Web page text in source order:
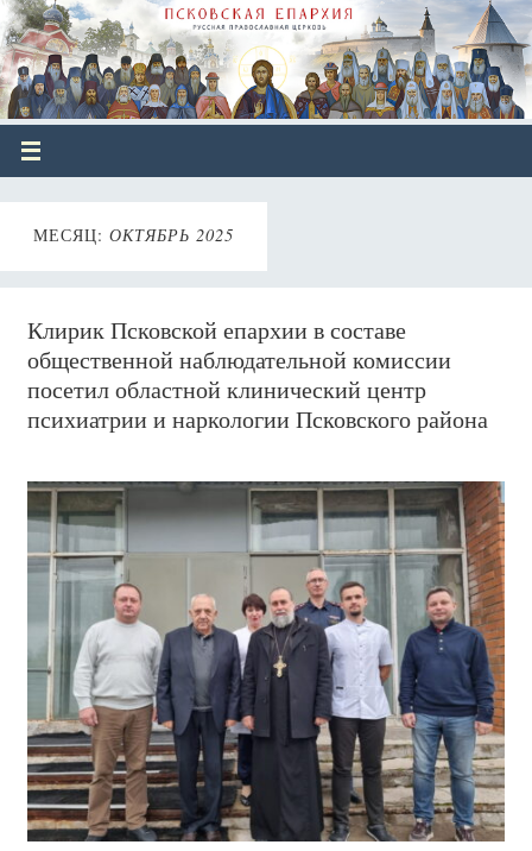
МЕСЯЦ: ОКТЯБРЬ 2025
Клирик Псковской епархии в составе
общественной наблюдательной комиссии
посетил областной клинический центр
психиатрии и наркологии Псковского района